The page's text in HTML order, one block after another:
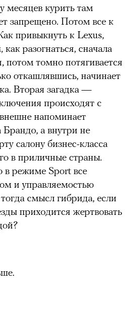
месяцев курить там
запрещено. Потом все к
привыкнуть к Lexus,
разогнаться, сначала
потом томно потягивается
откашлявшись, начинает
Вторая загадка —
происходят с
напоминает
а внутри не
салону бизнес-класса
в приличные страны.
в режиме Sport все
и управляемостью
смысл гибрида, если
приходится жертвовать